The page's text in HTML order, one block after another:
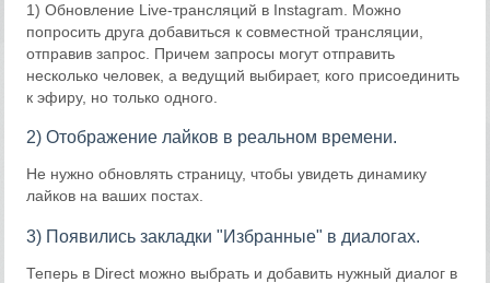
1) Обновление Live-трансляций в Instagram. Можно
попросить друга добавиться к совместной трансляции,
отправив запрос. Причем запросы могут отправить
несколько человек, а ведущий выбирает, кого присоединить
к эфиру, но только одного.
2) Отображение лайков в реальном времени.
Не нужно обновлять страницу, чтобы увидеть динамику
лайков на ваших постах.
3) Появились закладки "Избранные" в диалогах.
Теперь в Direct можно выбрать и добавить нужный диалог в